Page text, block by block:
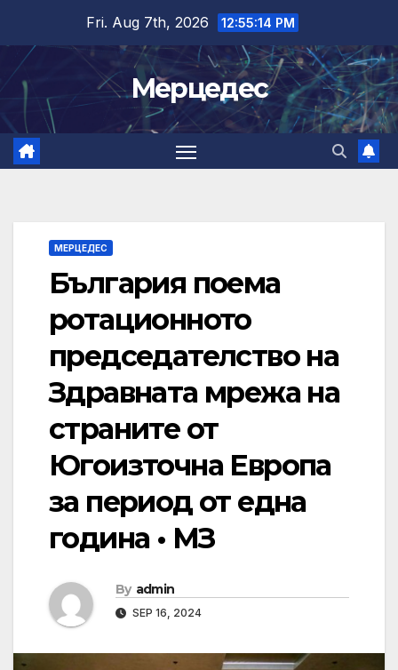
content
Fri. Aug 7th, 2026 12:55:16 PM
Мерцедес
МЕРЦЕДЕС
България поема
ротационното
председателство на
Здравната мрежа на
страните от
Югоизточна Европа
за период от една
година • МЗ
By admin
SEP 16, 2024